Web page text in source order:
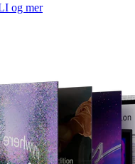
og mer